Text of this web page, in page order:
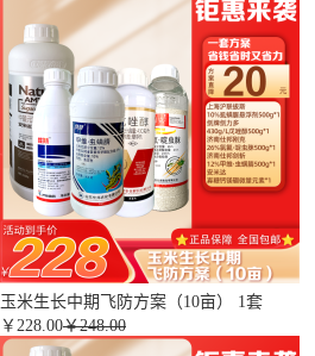
玉米生长中期飞防方案（10亩） 1套
￥ 228.00￥248.00